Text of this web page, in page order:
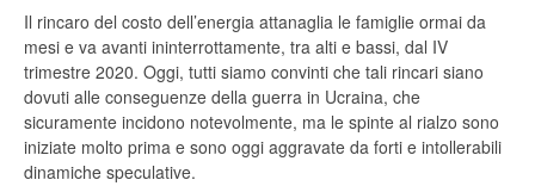
Il rincaro del costo dell’energia attanaglia le famiglie ormai da
mesi e va avanti ininterrottamente, tra alti e bassi, dal IV
trimestre 2020. Oggi, tutti siamo convinti che tali rincari siano
dovuti alle conseguenze della guerra in Ucraina, che
sicuramente incidono notevolmente, ma le spinte al rialzo sono
iniziate molto prima e sono oggi aggravate da forti e intollerabili
dinamiche speculative.